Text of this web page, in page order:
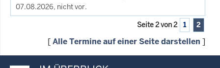
07.08.2026, nicht vor.
Seite 2 von 2 1 2
[Alle Termine auf einer Seite darstellen ]